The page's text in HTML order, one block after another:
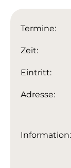
Termine:
Zeit:
Eintritt:
Adresse:
Information: